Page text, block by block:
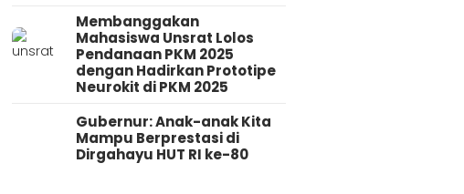
Membanggakan
Mahasiswa Unsrat Lolos
Pendanaan PKM 2025
dengan Hadirkan Prototipe
Neurokit di PKM 2025
Gubernur: Anak-anak Kita
Mampu Berprestasi di
Dirgahayu HUT RI ke-80